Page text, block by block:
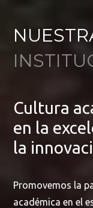
Cultura
en la
la
Promovemos la
académica en el